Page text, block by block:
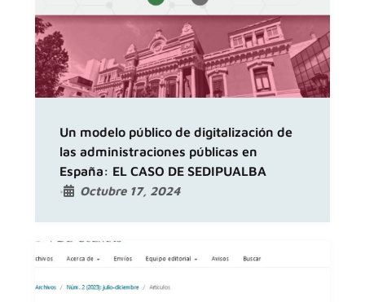
Un modelo público de digitalización de
las administraciones públicas en
España: EL CASO DE SEDIPUALBA
• Octubre 17, 2024